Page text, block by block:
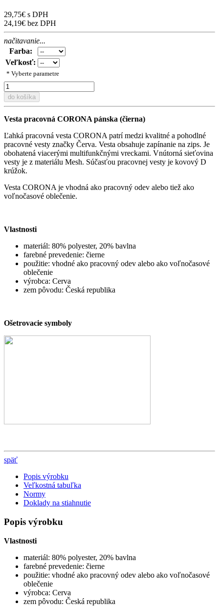
29,75€ s DPH
24,19€ bez DPH
načitavanie...
Farba:
Veľkosť:
* Vyberte parametre
do košíka
Vesta pracovná CORONA pánska (čierna)
Ľahká pracovná vesta CORONA patrí medzi kvalitné a pohodlné
pracovné vesty značky Červa. Vesta obsahuje zapínanie na zips. Je
obohatená viacerými multifunkčnými vreckami. Vnútorná sieťovina
vesty je z materiálu Mesh. Súčasťou pracovnej vesty je kovový D
krúžok.
Vesta CORONA je vhodná ako pracovný odev alebo tiež ako
voľnočasové oblečenie.
Vlastnosti
materiál: 80% polyester, 20% bavlna
farebné prevedenie: čierne
použitie: vhodné ako pracovný odev alebo ako voľnočasové
oblečenie
výrobca: Cerva
zem pôvodu: Česká republika
Ošetrovacie symboly
späť
Popis výrobku
Veľkostná tabuľka
Normy
Doklady na stiahnutie
Popis výrobku
Vlastnosti
materiál: 80% polyester, 20% bavlna
farebné prevedenie: čierne
použitie: vhodné ako pracovný odev alebo ako voľnočasové
oblečenie
výrobca: Cerva
zem pôvodu: Česká republika